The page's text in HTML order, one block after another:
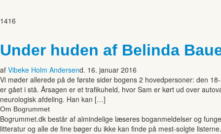
1416
Under huden af Belinda
af Vibeke Holm Andersend. 16. januar 2016
Vi møder allerede på de første sider bogens 2 hovedpersoner: den
er gået i stå. Årsagen er et trafikuheld, hvor Sam er kørt ud over
neurologisk afdeling. Han kan […]
Om Bogrummet
Bogrummet.dk består af almindelige læseres boganmeldelser og
litteratur og alle de fine bøger du ikke kan finde på mest-solgte listerne.